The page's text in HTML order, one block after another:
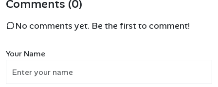
Comments (0)
No comments yet. Be the first to comment!
Your Name